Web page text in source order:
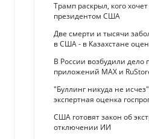
Трамп раскрыл, кого
президентом США
Две смерти и тысячи
в США - в Казахстане
В России возбудили дело
приложений MAX и
"Буллинг никуда не
экспертная оценка
США готовят закон об
отключении ИИ